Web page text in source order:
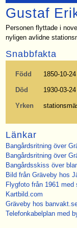
Gustaf
Personen flyttade i
nyligen avlidne
Snabbfakta
Född 1850-10-
Död 1930-03-
Yrken
Länkar
Bangårdsritning över
Bangårdsritning över
Bangårdsskiss över
Bild från Gräveby hos
Flygfoto från 1961
Kartbild.com
Gräveby hos
Telefonkabelplan med